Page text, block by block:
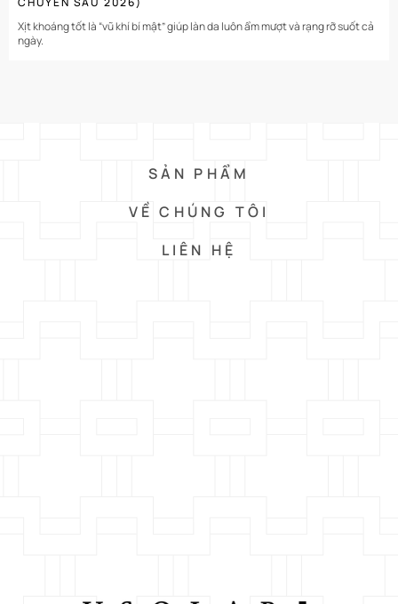
Xịt khoáng tốt là “vũ khí bí mật” giúp làn da luôn ẩm mượt và rạng rỡ suốt cả
ngày.
SẢN PHẨM
VỀ CHÚNG TÔI
LIÊN HỆ